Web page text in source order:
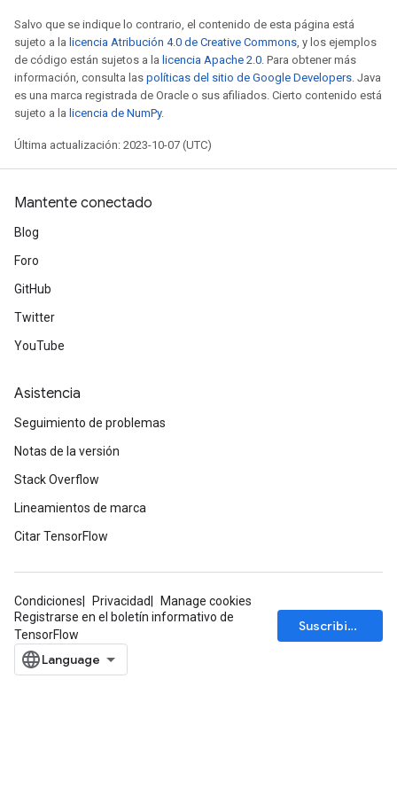
Salvo que se indique lo contrario, el contenido de esta página está
sujeto a la licencia Atribución 4.0 de Creative Commons, y los ejemplos
de código están sujetos a la licencia Apache 2.0. Para obtener más
información, consulta las políticas del sitio de Google Developers. Java
es una marca registrada de Oracle o sus afiliados. Cierto contenido está
sujeto a la licencia de NumPy.
Última actualización: 2023-10-07 (UTC)
Mantente conectado
Blog
Foro
GitHub
Twitter
YouTube
Asistencia
Seguimiento de problemas
Notas de la versión
Stack Overflow
Lineamientos de marca
Citar TensorFlow
Condiciones Privacidad
Manage cookies
Registrarse en el boletín informativo de
TensorFlow
Suscribirse